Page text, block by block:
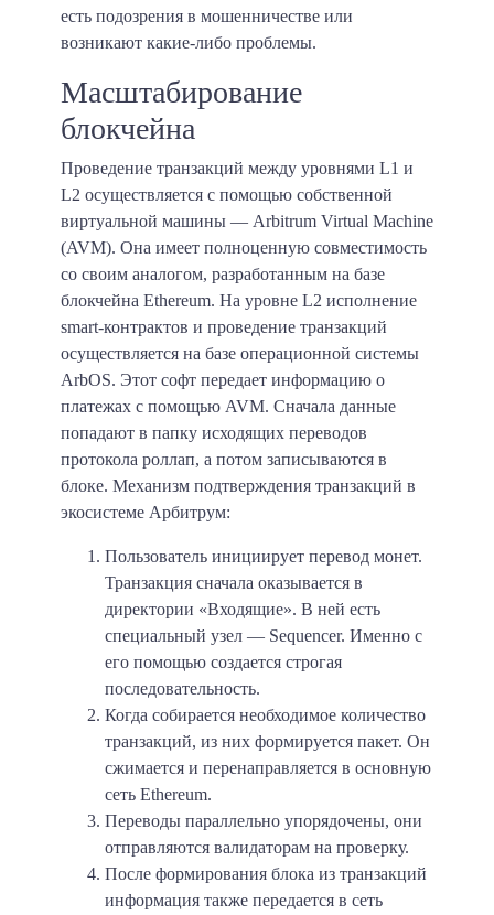
есть подозрения в мошенничестве или
возникают какие-либо проблемы.
Масштабирование
блокчейна
Проведение транзакций между уровнями L1 и
L2 осуществляется с помощью собственной
виртуальной машины — Arbitrum Virtual Machine
(AVM). Она имеет полноценную совместимость
со своим аналогом, разработанным на базе
блокчейна Ethereum. На уровне L2 исполнение
smart-контрактов и проведение транзакций
осуществляется на базе операционной системы
ArbOS. Этот софт передает информацию о
платежах с помощью AVM. Сначала данные
попадают в папку исходящих переводов
протокола роллап, а потом записываются в
блоке. Механизм подтверждения транзакций в
экосистеме Арбитрум:
Пользователь инициирует перевод монет.
Транзакция сначала оказывается в
директории «Входящие». В ней есть
специальный узел — Sequencer. Именно с
его помощью создается строгая
последовательность.
Когда собирается необходимое количество
транзакций, из них формируется пакет. Он
сжимается и перенаправляется в основную
сеть Ethereum.
Переводы параллельно упорядочены, они
отправляются валидаторам на проверку.
После формирования блока из транзакций
информация также передается в сеть